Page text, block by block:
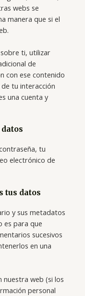
webs se
manera que si el
ti, utilizar
de
con ese contenido
tu interacción
una cuenta y
tu
electrónico de
tus datos
y sus metadatos
es para que
sucesivos
en una
nuestra web (si los
personal